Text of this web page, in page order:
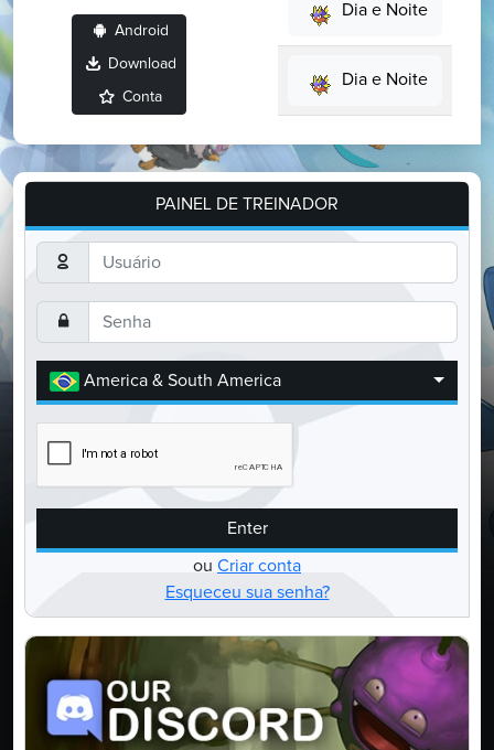
Android
Download
Conta
Dia e Noite
Dia e Noite
PAINEL DE TREINADOR
America & South America
Enter
ou Criar conta
Esqueceu sua senha?